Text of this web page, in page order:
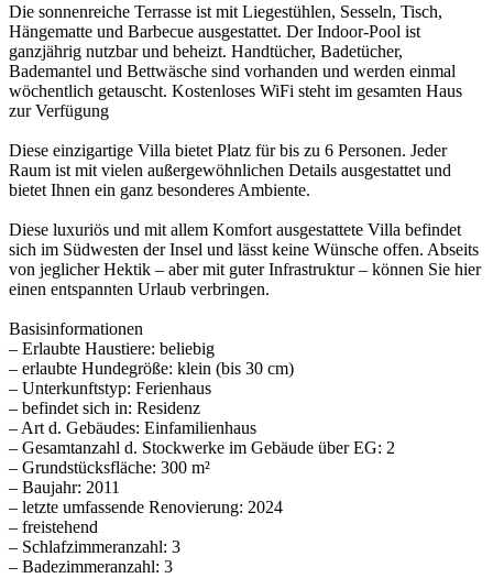
Die sonnenreiche Terrasse ist mit Liegestühlen, Sesseln, Tisch,
Hängematte und Barbecue ausgestattet. Der Indoor-Pool ist
ganzjährig nutzbar und beheizt. Handtücher, Badetücher,
Bademantel und Bettwäsche sind vorhanden und werden einmal
wöchentlich getauscht. Kostenloses WiFi steht im gesamten Haus
zur Verfügung
Diese einzigartige Villa bietet Platz für bis zu 6 Personen. Jeder
Raum ist mit vielen außergewöhnlichen Details ausgestattet und
bietet Ihnen ein ganz besonderes Ambiente.
Diese luxuriös und mit allem Komfort ausgestattete Villa befindet
sich im Südwesten der Insel und lässt keine Wünsche offen. Abseits
von jeglicher Hektik – aber mit guter Infrastruktur – können Sie hier
einen entspannten Urlaub verbringen.
Basisinformationen
– Erlaubte Haustiere: beliebig
– erlaubte Hundegröße: klein (bis 30 cm)
– Unterkunftstyp: Ferienhaus
– befindet sich in: Residenz
– Art d. Gebäudes: Einfamilienhaus
– Gesamtanzahl d. Stockwerke im Gebäude über EG: 2
– Grundstücksfläche: 300 m²
– Baujahr: 2011
– letzte umfassende Renovierung: 2024
– freistehend
– Schlafzimmeranzahl: 3
– Badezimmeranzahl: 3